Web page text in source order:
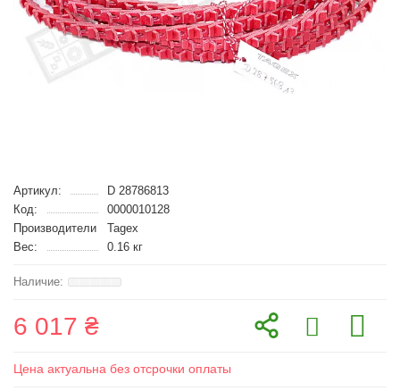
Артикул:
D 28786813
Код:
0000010128
Производители
Tagex
Вес:
0.16 кг
6 017 ₴
Цена актуальна без отсрочки оплаты